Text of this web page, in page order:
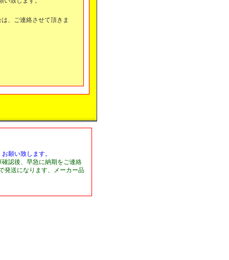
、ご連絡させて頂きま
願い致します。
認後、早急に納期をご連絡
発送になります、メーカー品